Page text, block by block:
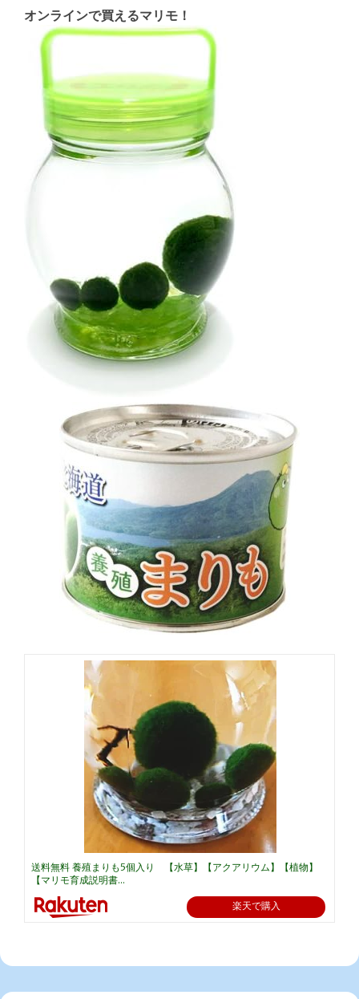
オンラインで買えるマリモ！
送料無料 養殖まりも5個入り 【水草】【アクアリウム】【植物】
【マリモ育成説明書...
楽天で購入